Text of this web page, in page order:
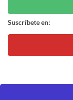
Suscríbete en: